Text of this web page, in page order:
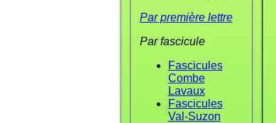
Par première lettre
Par fascicule
Fascicules
Combe
Lavaux
Fascicules
Val-Suzon